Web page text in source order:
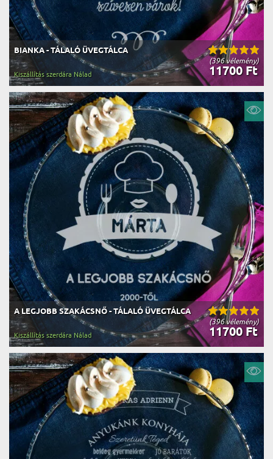
(396 vélemény)
BIANKA - TÁLALÓ ÜVEGTÁLCA
11700 Ft
Kiszállítás szerdára Nálad
(396 vélemény)
A LEGJOBB SZAKÁCSNŐ - TÁLALÓ ÜVEGTÁLCA
11700 Ft
Kiszállítás szerdára Nálad